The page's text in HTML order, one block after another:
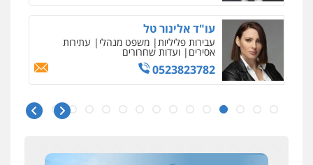
עו"ד אלינור טל
עבירות פליליות משפט מנהלי עתירות
אסירים ועדות שחרורים
0523823782
עו"ד אמיר כהן
ניר קידר – צלם
0504578527
רונן הלל – מוניטין
תושב סכנין חשוד ששלח הודעות מאיימות לעורך דין